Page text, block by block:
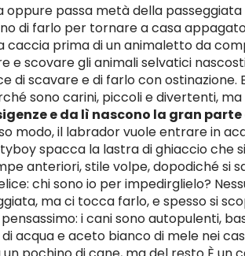
oppure passa metà della
di farlo per tornare a casa
caccia prima di un animaletto da
e scovare gli animali selvatici
di scavare e di farlo con ostinazione.
sono carini, piccoli e divertenti, ma
e da lì nascono la gran
modo, il labrador vuole entrare in
spacca la lastra di ghiaccio che
anteriori, stile volpe, dopodiché si
chi sono io per impedirglielo?
ma ci tocca farlo, e spesso si
i cani sono autopulenti,
di acqua e aceto bianco di mele nei